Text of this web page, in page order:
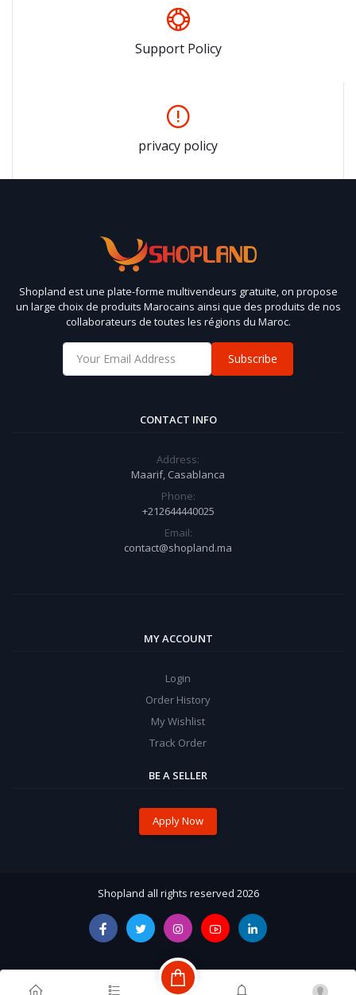
Support Policy
privacy policy
Shopland est une plate-forme multivendeurs gratuite, on propose
un large choix de produits Marocains ainsi que des produits de nos
collaborateurs de toutes les régions du Maroc.
Subscribe
CONTACT INFO
Address:
Maarif, Casablanca
Phone:
+212644440025
Email:
contact@shopland.ma
MY ACCOUNT
Login
Order History
My Wishlist
Track Order
BE A SELLER
Apply Now
Shopland all rights reserved 2026